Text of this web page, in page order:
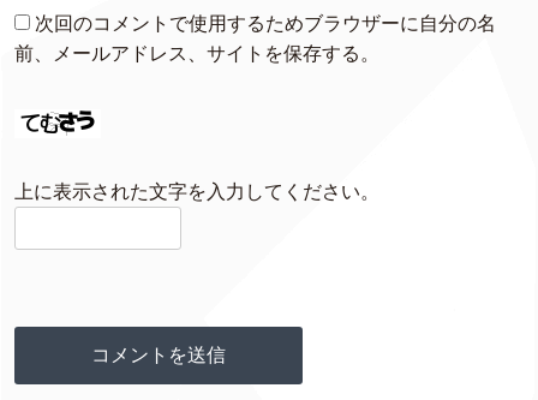
次回のコメントで使用するためブラウザーに自分の名
前、メールアドレス、サイトを保存する。
上に表示された文字を入力してください。